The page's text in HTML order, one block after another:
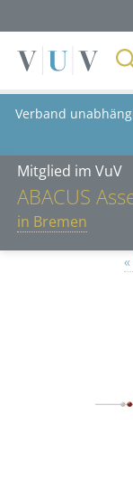
Verband
Mitglied im VuV
ABACUS
in Bremen